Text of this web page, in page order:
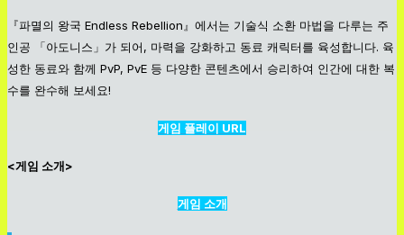
『파멸의 왕국 Endless Rebellion』에서는 기술식 소환 마법을 다루는 주
인공 「아도니스」가 되어, 마력을 강화하고 동료 캐릭터를 육성합니다. 육
성한 동료와 함께 PvP, PvE 등 다양한 콘텐츠에서 승리하여 인간에 대한 복
수를 완수해 보세요!
게임 플레이 URL
<게임 소개>
게임 소개